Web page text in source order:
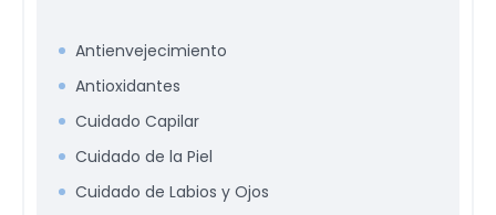
Antienvejecimiento
Antioxidantes
Cuidado Capilar
Cuidado de la Piel
Cuidado de Labios y Ojos